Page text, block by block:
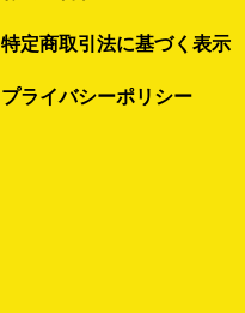
特定商取引法に基づく表示
プライバシーポリシー